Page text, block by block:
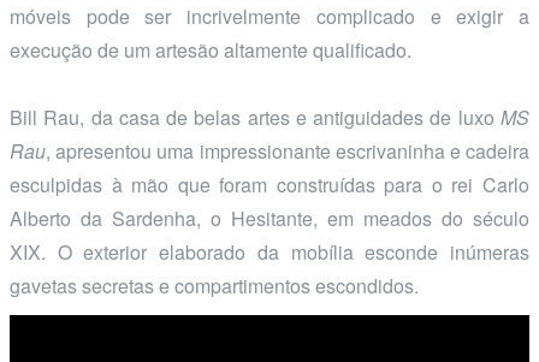
móveis pode ser incrivelmente complicado e exigir a
execução de um artesão altamente qualificado.
Bill Rau, da casa de belas artes e antiguidades de luxo MS
Rau, apresentou uma impressionante escrivaninha e cadeira
esculpidas à mão que foram construídas para o rei Carlo
Alberto da Sardenha, o Hesitante, em meados do século
XIX. O exterior elaborado da mobília esconde inúmeras
gavetas secretas e compartimentos escondidos.